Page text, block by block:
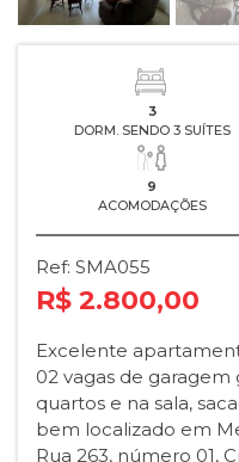
3
DORM. SENDO 3 SUÍTES
9
ACOMODAÇÕES
Ref: SMA055
R$ 2.800,00
Excelente
02 vagas de garagem
quartos e na sala,
bem localizado em
Rua 263, número 01,